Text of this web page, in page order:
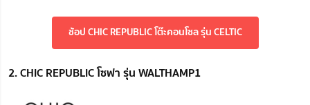
ช้อป CHIC REPUBLIC โต๊ะคอนโซล รุ่น CELTIC
2. CHIC REPUBLIC โซฟา รุ่น WALTHAMP1